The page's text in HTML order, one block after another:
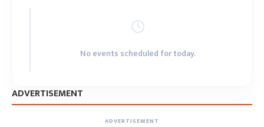
No events scheduled for today.
ADVERTISEMENT
ADVERTISEMENT